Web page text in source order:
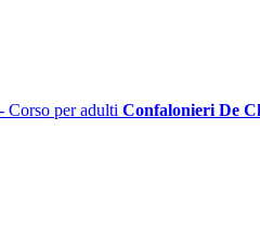
Corso per adulti Confalonieri De